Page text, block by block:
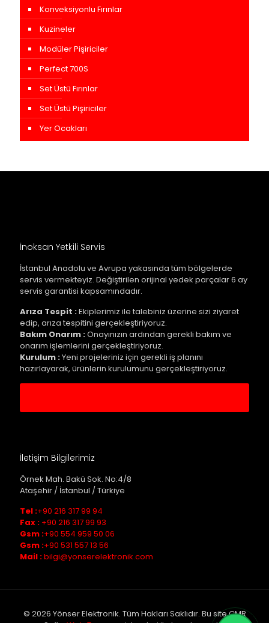
Konveksiyonlu Fırınlar
Kuzineler
Modüler Pişiriciler
Perfect 700S
Set Üstü Fırınlar
Set Üstü Pişiriciler
Yer Ocakları
İnoksan Yetkili Servis
İstanbul Anadolu ve Avrupa yakasında tüm bölgelerde
servis vermekteyiz. Değiştirilen orijinal yedek parçalar 6 ay
servis garantisi kapsamındadır.
Arıza Tespit :Ekiplerimiz ile talebiniz üzerine sizi ziyaret
edip, arıza tespitini gerçekleştiriyoruz.
Bakım Onarım :Onayınızın ardından gerekli bakım ve
onarım işlemlerini gerçekleştiriyoruz.
Kurulum :Yeni projeleriniz için gerekli iş planını
hazırlayarak, ürünlerin kurulumunu gerçekleştiriyoruz.
İletişim Bilgilerimiz
Örnek Mah. Bakü Sok. No:4/8
Ataşehir / İstanbul / Türkiye
Tel :+90 216 317 99 94
Fax : +90 216 317 99 93
Gsm :+90 554 959 50 06
Gsm :+90 531 557 13 56
Mail :bilgi@yonserelektronik.com
© 2026 Yönser Elektronik. Tüm Hakları Saklıdır. Bu site CMR